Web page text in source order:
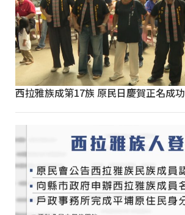
西拉雅族成第17族 原民日慶賀正名成功